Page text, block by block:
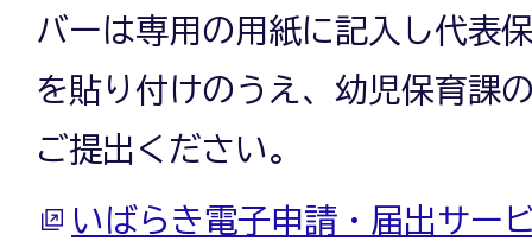
バーは専用の用紙に記入し代表
を貼り付けのうえ、幼児保育課
ご提出ください。
いばらき電子申請・届出サー